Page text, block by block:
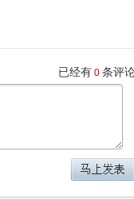
已经有 0 条评